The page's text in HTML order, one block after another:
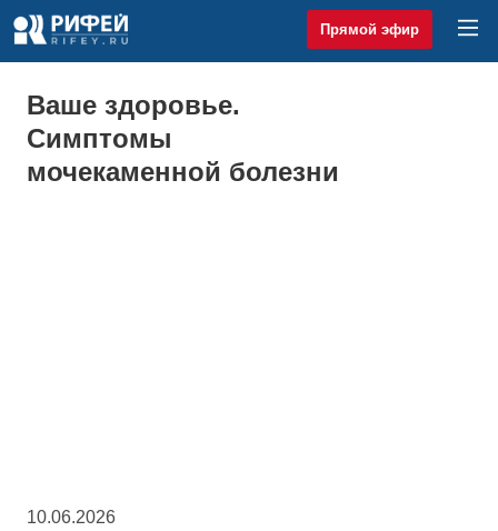
Прямой эфир
Ваше здоровье.
Симптомы
мочекаменной болезни
10.06.2026